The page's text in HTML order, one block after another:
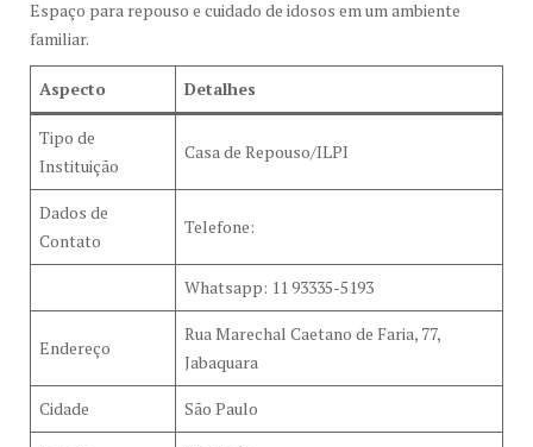
Espaço para repouso e cuidado de idosos em um ambiente
familiar.
Aspecto Detalhes
Tipo de
Instituição
Casa de Repouso/ILPI
Dados de
Contato
Telefone:
Whatsapp: 11 93335-5193
Endereço
Rua Marechal Caetano de Faria, 77,
Jabaquara
Cidade São Paulo